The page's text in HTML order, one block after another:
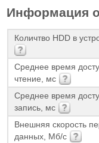
Информация
Количтво HDD в
Среднее время
чтение, мс
Среднее время
запись, мс
Внешняя скорость
данных, Мб/с